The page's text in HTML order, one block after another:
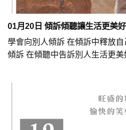
01月20日 傾訴傾聽讓生活更美好
學會向別人傾訴 在傾訴中釋放
傾訴 在傾聽中告訴別人生活更美